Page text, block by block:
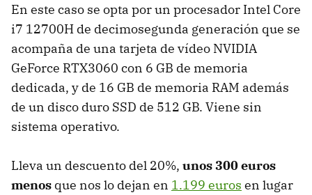
En este caso se opta por un procesador Intel Core
i7 12700H de decimosegunda generación que se
acompaña de una tarjeta de vídeo NVIDIA
GeForce RTX3060 con 6 GB de memoria
dedicada, y de 16 GB de memoria RAM además
de un disco duro SSD de 512 GB. Viene sin
sistema operativo.
Lleva un descuento del 20%, unos 300 euros
menos que nos lo dejan en 1.199 euros en lugar